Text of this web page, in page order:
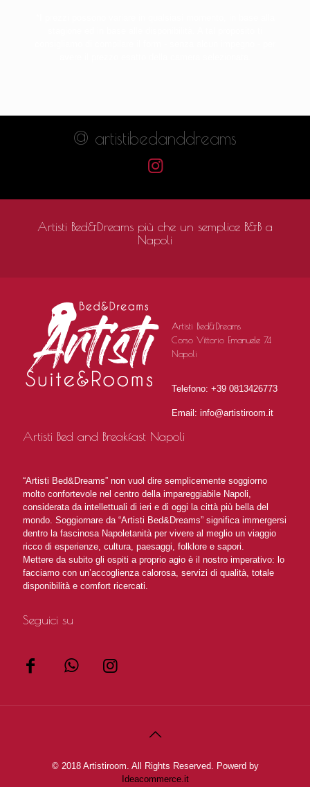
@ artistibedanddreams
Artisti Bed&Dreams più che un semplice B&B a
Napoli
Artisti Bed&Dreams
Corso Vittorio Emanuele 74
Napoli
Telefono: +39 0813426773
Email: info@artistiroom.it
Artisti Bed and Breakfast Napoli
“Artisti Bed&Dreams” non vuol dire semplicemente soggiorno
molto confortevole nel centro della impareggiabile Napoli,
considerata da intellettuali di ieri e di oggi la città più bella del
mondo. Soggiornare da “Artisti Bed&Dreams” significa immergersi
dentro la fascinosa Napoletanità per vivere al meglio un viaggio
ricco di esperienze, cultura, paesaggi, folklore e sapori.
Mettere da subito gli ospiti a proprio agio è il nostro imperativo: lo
facciamo con un’accoglienza calorosa, servizi di qualità, totale
disponibilità e comfort ricercati.
Seguici su
© 2018 Artistiroom. All Rights Reserved. Powerd by
Ideacommerce.it